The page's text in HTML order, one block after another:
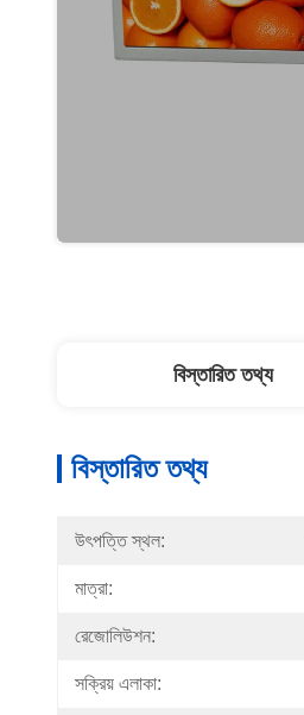
বিস্তারিত তথ্য
বিস্তারিত তথ্য
উৎপত্তি স্থল:
মাত্রা:
রেজোলিউশন:
সক্রিয় এলাকা: